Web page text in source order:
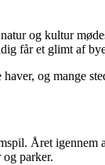
og kultur
får et glimt af
og mange
Året
parker.